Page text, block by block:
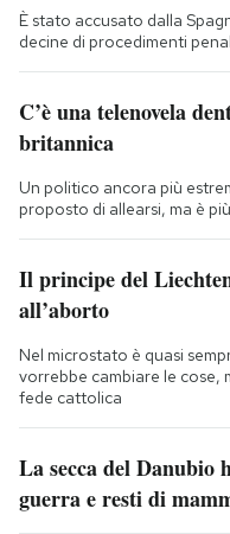
È stato accusato dalla
decine di procedimenti
C’è una telenovela
britannica
Un politico ancora più
proposto di allearsi, ma è
Il principe del
all’aborto
Nel microstato è quasi
vorrebbe cambiare le cose,
fede cattolica
La secca del Danubio
guerra e resti di